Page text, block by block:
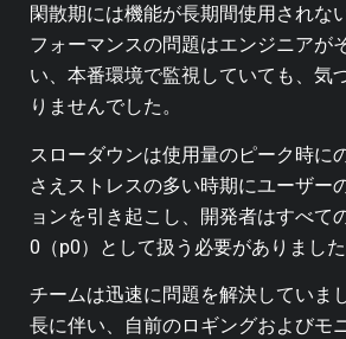
閑散期には機能が長期間使用されな
フォーマンスの問題はエンジニアが
い、本番環境で監視していても、気
りませんでした。
スローダウンは使用量のピーク時に
さえストレスの多い時期にユーザー
ョンを引き起こし、開発者はすべて
0（p0）として扱う必要がありました
チームは迅速に問題を解決していま
長に伴い、自前のロギングおよびモ